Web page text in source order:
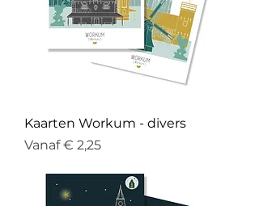
Kaarten Workum - divers
Vanaf€ 2,25
Verkoopprijs